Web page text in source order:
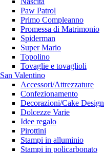
Paw Patrol
Primo Compleanno
Promessa di Matrimonio
Spiderman
Super Mario
Topolino
Tovaglie e tovaglioli
San Valentino
Accessori/Attrezzature
Confezionamento
Decorazioni/Cake Design
Dolcezze Varie
Idee regalo
Pirottini
Stampi in alluminio
Stampi in policarbonato